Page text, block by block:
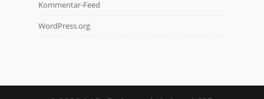
Kommentar-Feed
WordPress.org